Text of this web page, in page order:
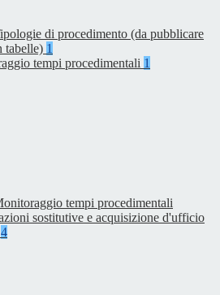
di procedimento (da pubblicare
tabelle) 1
tempi procedimentali 1
tempi procedimentali
sostitutive e acquisizione d'ufficio
4